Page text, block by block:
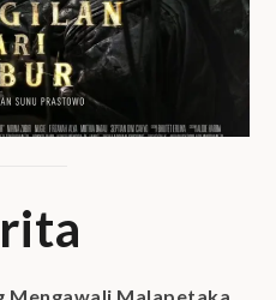
Mengawali Malapetaka